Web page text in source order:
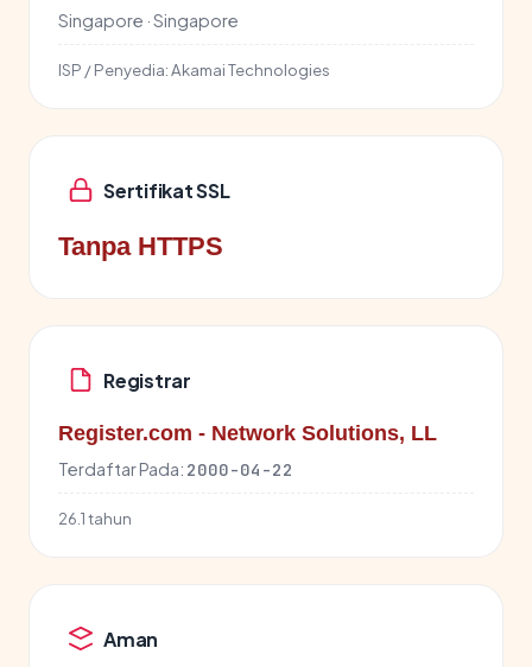
Singapore · Singapore
ISP / Penyedia:Akamai Technologies
Sertifikat SSL
Tanpa HTTPS
Registrar
Register.com - Network Solutions, LL
Terdaftar Pada: 2000-04-22
26.1 tahun
Aman